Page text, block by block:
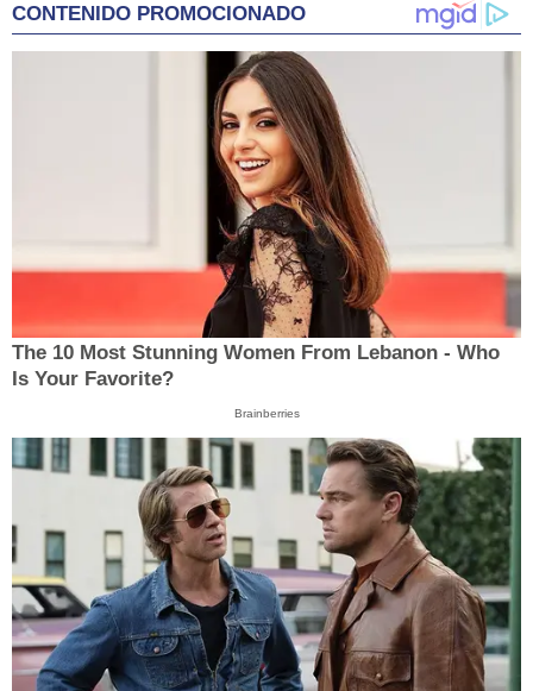
CONTENIDO PROMOCIONADO
The 10 Most Stunning Women From Lebanon - Who
Is Your Favorite?
Brainberries